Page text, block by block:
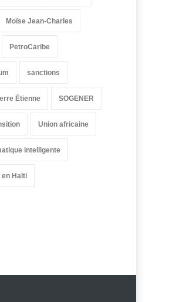
Moïse Jean-Charles
PetroCaribe
sanctions
Étienne SOGENER
Union africaine
intelligente
Haïti